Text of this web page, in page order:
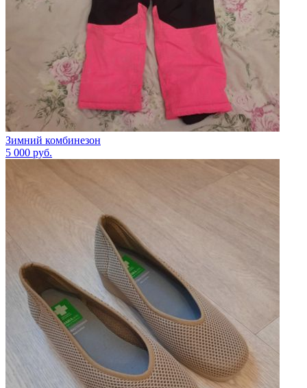
Зимний комбинезон
5 000 руб.